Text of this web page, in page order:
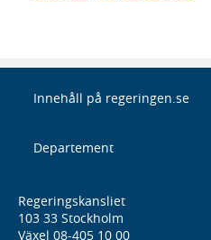
Innehåll på regeringen.se
Departement
Regeringskansliet
103 33 Stockholm
Växel 08-405 10 00